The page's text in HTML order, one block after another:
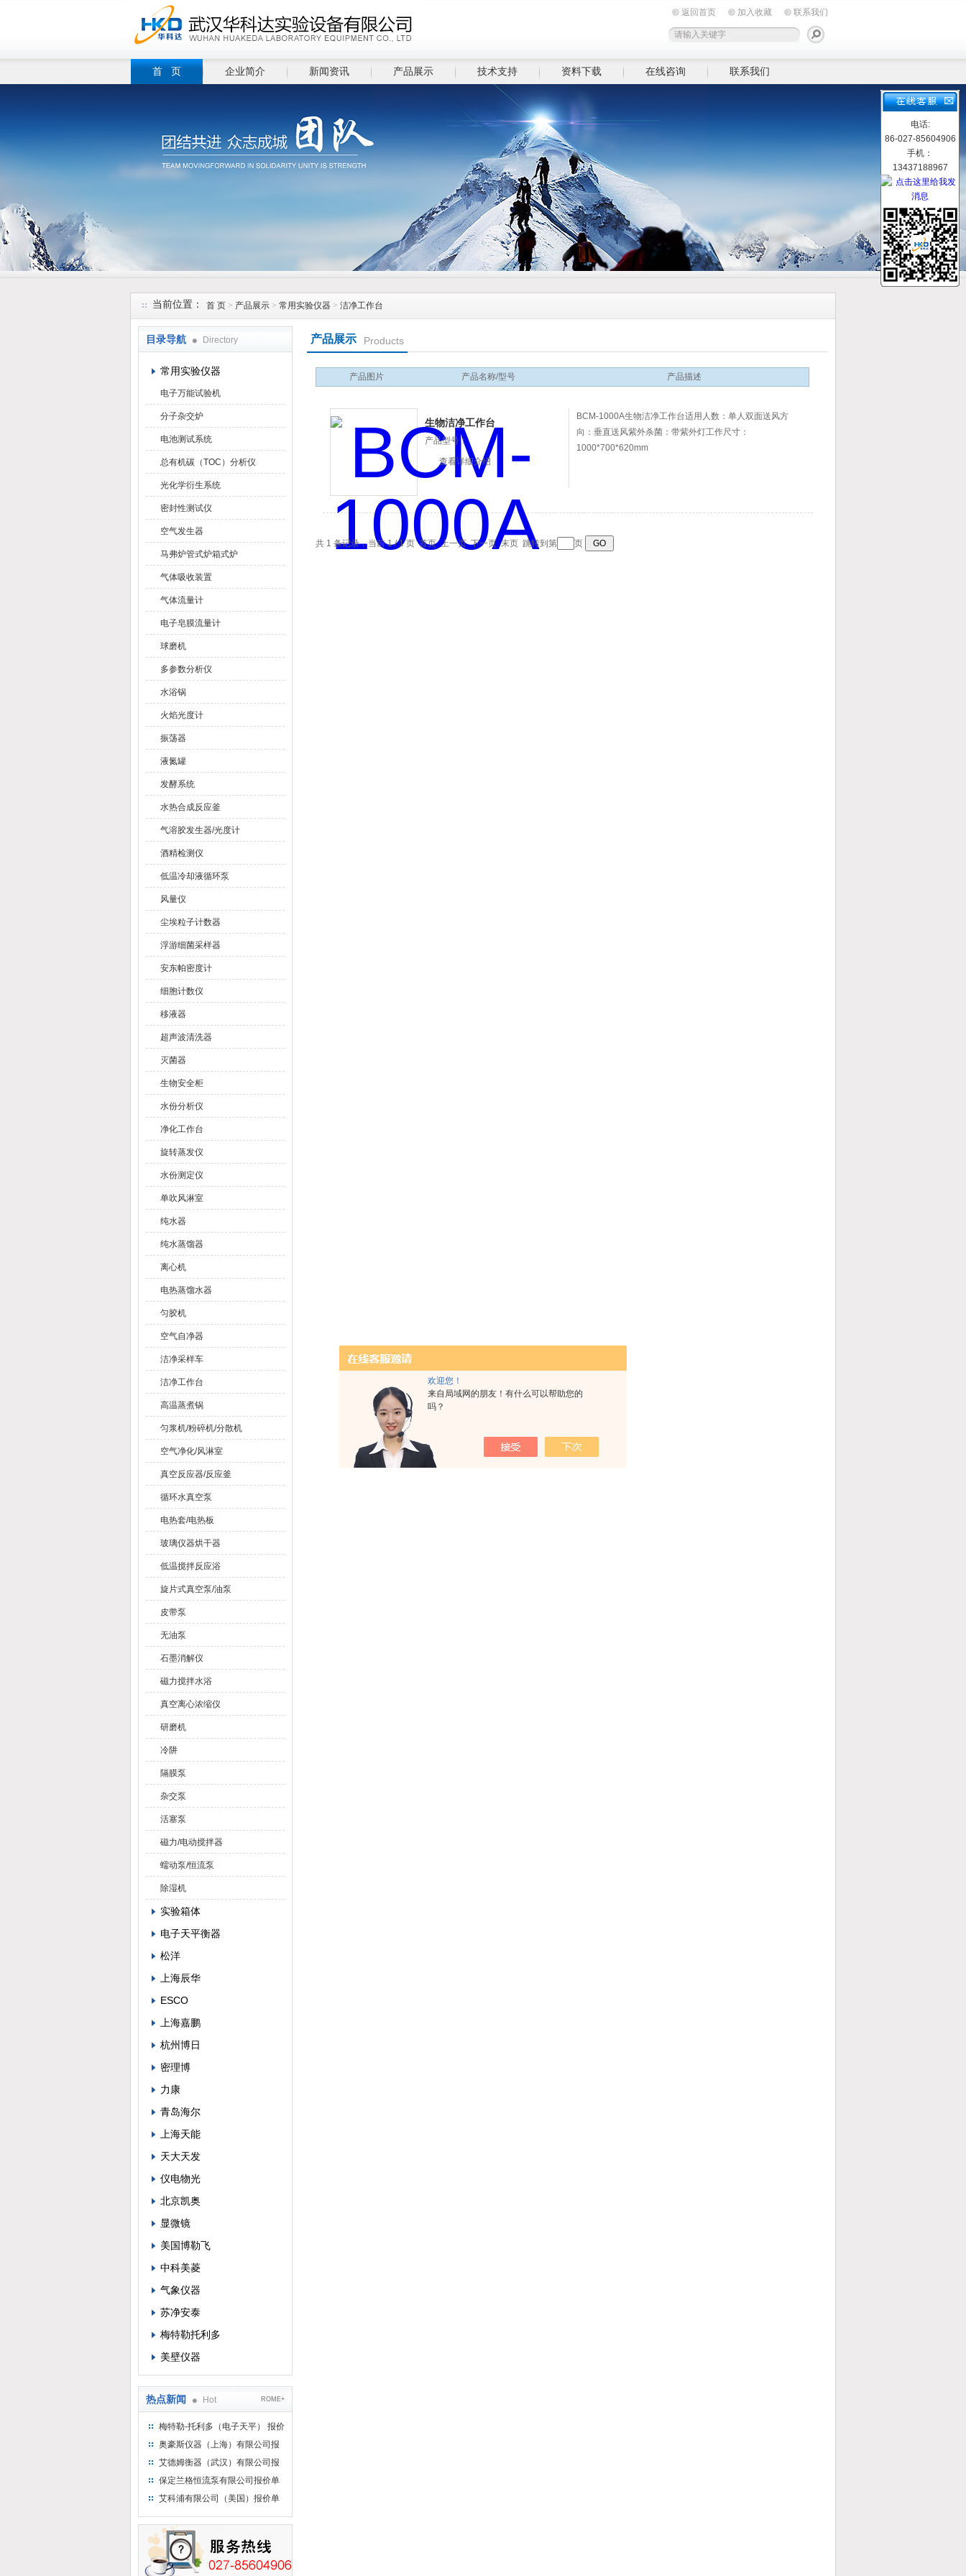
欢迎您！
来自局域网的朋友！有什么可以帮助您的
吗？
返回首页 加入收藏 联系我们
首 页 企业简介 新闻资讯 产品展示 技术支持 资料下载 在线咨询 联系我们
当前位置： 首 页 > 产品展示 > 常用实验仪器 > 洁净工作台
目录导航 Directory
常用实验仪器
电子万能试验机
分子杂交炉
电池测试系统
总有机碳（TOC）分析仪
光化学衍生系统
密封性测试仪
空气发生器
马弗炉管式炉箱式炉
气体吸收装置
气体流量计
电子皂膜流量计
球磨机
多参数分析仪
水浴锅
火焰光度计
振荡器
液氮罐
发酵系统
水热合成反应釜
气溶胶发生器/光度计
酒精检测仪
低温冷却液循环泵
风量仪
尘埃粒子计数器
浮游细菌采样器
安东帕密度计
细胞计数仪
移液器
超声波清洗器
灭菌器
生物安全柜
水份分析仪
净化工作台
旋转蒸发仪
水份测定仪
单吹风淋室
纯水器
纯水蒸馏器
离心机
电热蒸馏水器
匀胶机
空气自净器
洁净采样车
洁净工作台
高温蒸煮锅
匀浆机/粉碎机/分散机
空气净化/风淋室
真空反应器/反应釜
循环水真空泵
电热套/电热板
玻璃仪器烘干器
低温搅拌反应浴
旋片式真空泵/油泵
皮带泵
无油泵
石墨消解仪
磁力搅拌水浴
真空离心浓缩仪
研磨机
冷阱
隔膜泵
杂交泵
活塞泵
磁力/电动搅拌器
蠕动泵/恒流泵
除湿机
实验箱体
电子天平衡器
松洋
上海辰华
ESCO
上海嘉鹏
杭州博日
密理博
力康
青岛海尔
上海天能
天大天发
仪电物光
北京凯奥
显微镜
美国博勒飞
中科美菱
气象仪器
苏净安泰
梅特勒托利多
美壁仪器
热点新闻 Hot ROME+
梅特勒-托利多（电子天平） 报价
单
奥豪斯仪器（上海）有限公司报
价单
艾德姆衡器（武汉）有限公司报
价单
保定兰格恒流泵有限公司报价单
艾科浦有限公司（美国）报价单
产品展示 Products
产品图片 产品名称/型号 产品描述
生物洁净工作台
产品型号：
查看详细介绍
BCM-1000A生物洁净工作台适用人数：单人双面送风方
向：垂直送风紫外杀菌：带紫外灯工作尺寸：
1000*700*620mm
共 1 条记录，当前 1 / 1 页 首页 上一页 下一页 末页 跳转到第 页
电话:
86-027-85604906
手机：
13437188967